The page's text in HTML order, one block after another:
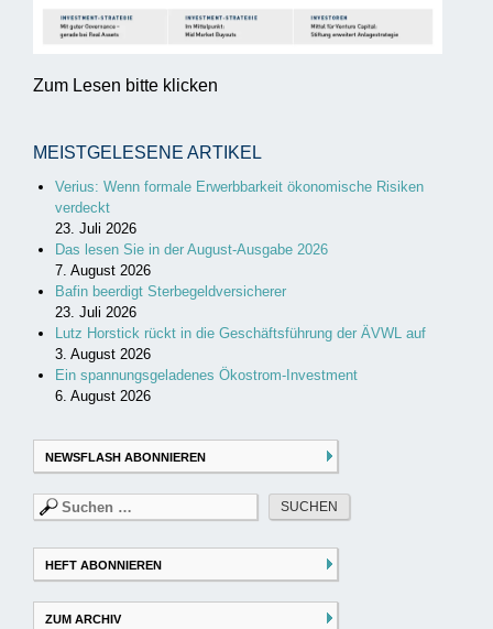
Zum Lesen bitte klicken
MEISTGELESENE ARTIKEL
Verius: Wenn formale Erwerbbarkeit ökonomische Risiken
verdeckt
23. Juli 2026
Das lesen Sie in der August-Ausgabe 2026
7. August 2026
Bafin beerdigt Sterbegeldversicherer
23. Juli 2026
Lutz Horstick rückt in die Geschäftsführung der ÄVWL auf
3. August 2026
Ein spannungsgeladenes Ökostrom-Investment
6. August 2026
NEWSFLASH ABONNIEREN
Suchen
nach:
HEFT ABONNIEREN
ZUM ARCHIV